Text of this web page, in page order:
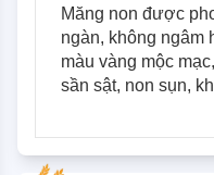
Măng non được
ngàn, không ngâm
màu vàng mộc
sần sật, non sụn,